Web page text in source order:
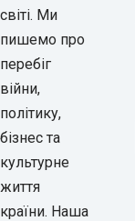
світі. Ми
пишемо про
перебіг
війни,
політику,
бізнес та
культурне
життя
країни. Наша